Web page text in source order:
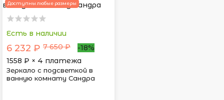
Доступны любые размеры
Есть в наличии
6 232 ₽ 7 650 ₽
-18%
1558 ₽ × 4 платежа
Зеркало с подсветкой в
ванную комнату Сандра